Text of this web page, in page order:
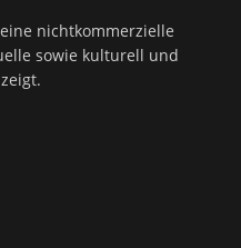
nichtkommerzielle
sowie kulturell und